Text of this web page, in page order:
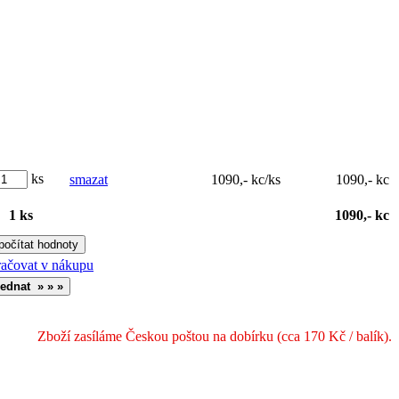
ks smazat 1090,- kc/ks 1090,- kc
1 ks 1090,- kc
v nákupu
Zboží zasíláme Českou poštou na dobírku (cca 170 Kč / balík).